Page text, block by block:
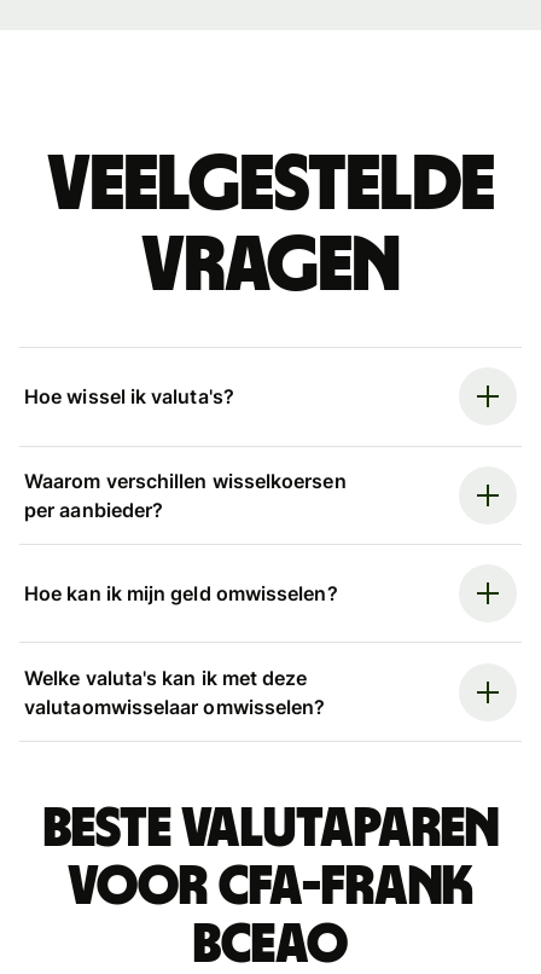
Veelgestelde
vragen
Hoe wissel ik valuta's?
Waarom verschillen wisselkoersen
per aanbieder?
Hoe kan ik mijn geld omwisselen?
Welke valuta's kan ik met deze
valutaomwisselaar omwisselen?
Beste valutaparen
voor CFA-frank
BCEAO